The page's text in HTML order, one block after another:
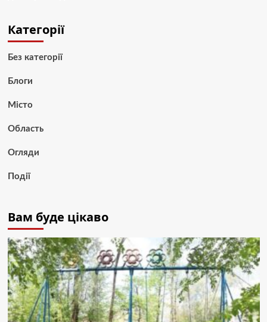
Категорії
Без категорії
Блоги
Місто
Область
Огляди
Події
Вам буде цікаво